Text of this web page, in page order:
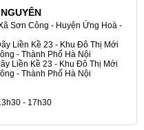
Sơn Công - Huyện Ứng Hoà -
Liền Kề 23 - Khu Đô Thị Mới
- Thành Phố Hà Nội
Liền Kề 23 - Khu Đô Thị Mới
- Thành Phố Hà Nội
- 17h30